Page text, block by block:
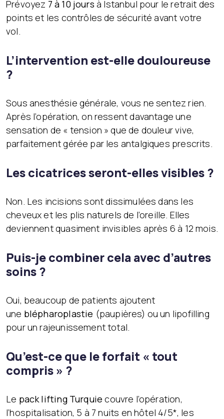
Prévoyez 7 à 10 jours à Istanbul pour le retrait des
points et les contrôles de sécurité avant votre
vol.
L’intervention est-elle douloureuse
?
Sous anesthésie générale, vous ne sentez rien.
Après l’opération, on ressent davantage une
sensation de « tension » que de douleur vive,
parfaitement gérée par les antalgiques prescrits.
Les cicatrices seront-elles visibles ?
Non. Les incisions sont dissimulées dans les
cheveux et les plis naturels de l’oreille. Elles
deviennent quasiment invisibles après 6 à 12 mois.
Puis-je combiner cela avec d’autres
soins ?
Oui, beaucoup de patients ajoutent
une blépharoplastie (paupières) ou un lipofilling
pour un rajeunissement total.
Qu’est-ce que le forfait « tout
compris » ?
Le pack lifting Turquie couvre l’opération,
l’hospitalisation, 5 à 7 nuits en hôtel 4/5*, les